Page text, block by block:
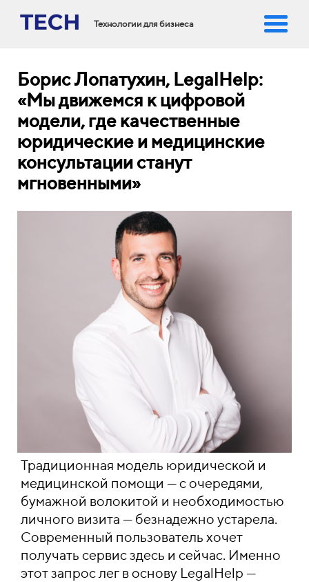
Технологии для бизнеса
Борис Лопатухин, LegalHelp:
«Мы движемся к цифровой
модели, где качественные
юридические и медицинские
консультации станут
мгновенными»
Традиционная модель юридической и
медицинской помощи — с очередями,
бумажной волокитой и необходимостью
личного визита — безнадежно устарела.
Современный пользователь хочет
получать сервис здесь и сейчас. Именно
этот запрос лег в основу LegalHelp —